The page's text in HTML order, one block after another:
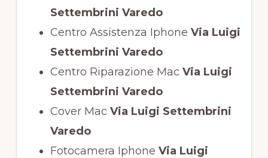
Settembrini Varedo
Centro Assistenza Iphone Via Luigi
Settembrini Varedo
Centro Riparazione Mac Via Luigi
Settembrini Varedo
Cover Mac Via Luigi Settembrini
Varedo
Fotocamera Iphone Via Luigi